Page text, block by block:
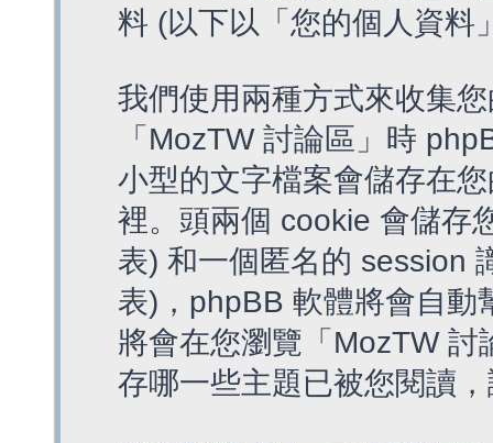
料 (以下以「您的個人資料
我們使用兩種方式來收集
「MozTW 討論區」時
小型的文字檔案會儲存在
裡。頭兩個 cookie 會儲存
表) 和一個匿名的 session
表)，phpBB 軟體將會自動
將會在您瀏覽「MozTW
存哪一些主題已被您閱讀